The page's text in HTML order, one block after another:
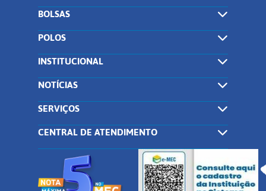
BOLSAS
POLOS
INSTITUCIONAL
NOTÍCIAS
SERVIÇOS
CENTRAL DE ATENDIMENTO